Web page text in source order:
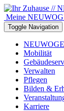
Meine
Toggle Navigation
Mobilität
Verwalten
Pflegen
Bilden &
Karriere